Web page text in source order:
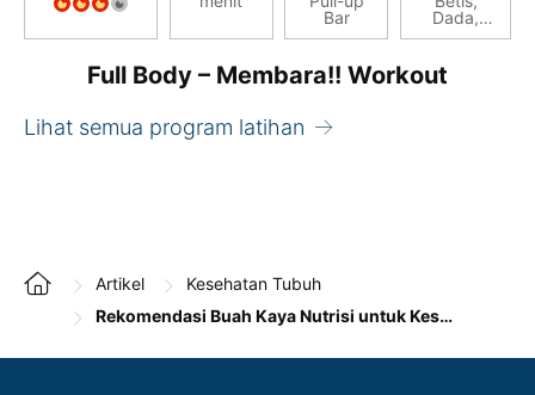
Bar
Dada,
Hamstring,
Depan,
Sayap /
Full Body – Membara!! Workout
Lihat semua program latihan
Artikel
Kesehatan Tubuh
Rekomendasi Buah Kaya Nutrisi untuk Kesehatan Jantung